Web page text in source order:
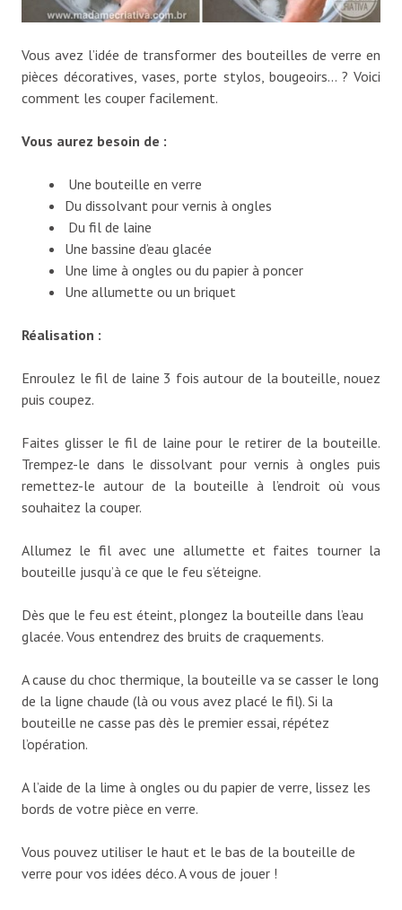
Vous avez l’idée de transformer des bouteilles de verre en
pièces décoratives, vases, porte stylos, bougeoirs… ? Voici
comment les couper facilement.
Vous aurez besoin de :
Une bouteille en verre
Du dissolvant pour vernis à ongles
Du fil de laine
Une bassine d’eau glacée
Une lime à ongles ou du papier à poncer
Une allumette ou un briquet
Réalisation :
Enroulez le fil de laine 3 fois autour de la bouteille, nouez
puis coupez.
Faites glisser le fil de laine pour le retirer de la bouteille.
Trempez-le dans le dissolvant pour vernis à ongles puis
remettez-le autour de la bouteille à l’endroit où vous
souhaitez la couper.
Allumez le fil avec une allumette et faites tourner la
bouteille jusqu’à ce que le feu s’éteigne.
Dès que le feu est éteint, plongez la bouteille dans l’eau
glacée. Vous entendrez des bruits de craquements.
A cause du choc thermique, la bouteille va se casser le long
de la ligne chaude (là ou vous avez placé le fil). Si la
bouteille ne casse pas dès le premier essai, répétez
l’opération.
A l’aide de la lime à ongles ou du papier de verre, lissez les
bords de votre pièce en verre.
Vous pouvez utiliser le haut et le bas de la bouteille de
verre pour vos idées déco. A vous de jouer !